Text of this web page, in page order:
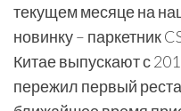
текущем месяце на
новинку – паркетник
Китае выпускают с
пережил первый